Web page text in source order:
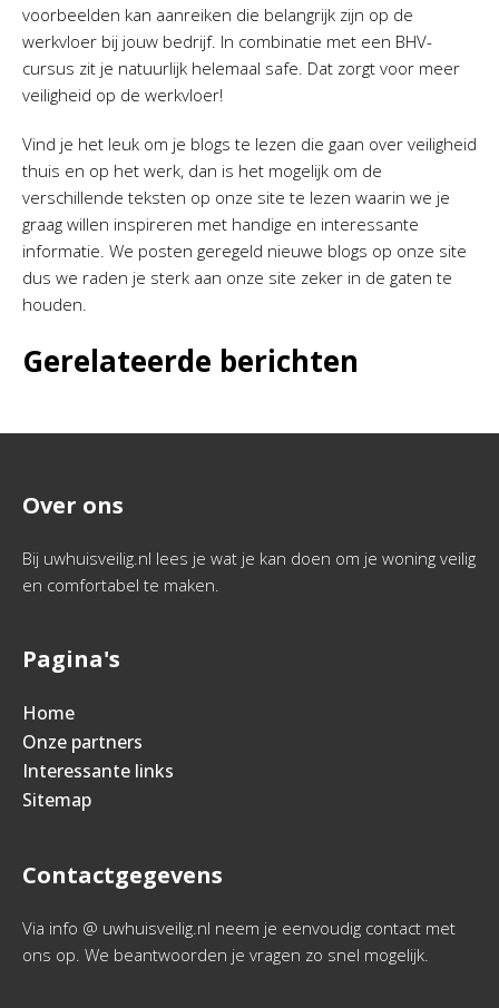
voorbeelden kan aanreiken die belangrijk zijn op de
werkvloer bij jouw bedrijf. In combinatie met een BHV-
cursus zit je natuurlijk helemaal safe. Dat zorgt voor meer
veiligheid op de werkvloer!
Vind je het leuk om je blogs te lezen die gaan over veiligheid
thuis en op het werk, dan is het mogelijk om de
verschillende teksten op onze site te lezen waarin we je
graag willen inspireren met handige en interessante
informatie. We posten geregeld nieuwe blogs op onze site
dus we raden je sterk aan onze site zeker in de gaten te
houden.
Gerelateerde berichten
Over ons
Bij uwhuisveilig.nl lees je wat je kan doen om je woning veilig
en comfortabel te maken.
Pagina's
Home
Onze partners
Interessante links
Sitemap
Contactgegevens
Via info @ uwhuisveilig.nl neem je eenvoudig contact met
ons op. We beantwoorden je vragen zo snel mogelijk.